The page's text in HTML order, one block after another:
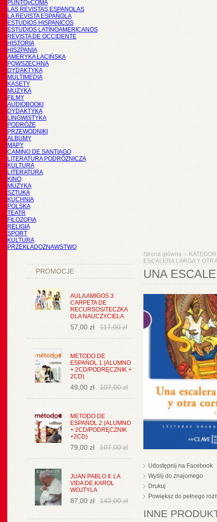
PUNTOyCOMA
LAS REVISTAS ESPANOLAS
LA REVISTA ESPAÑOLA
ESTUDIOS HISPANICOS
ESTUDIOS LATINOAMERICANOS
REVISTA DE OCCIDENTE
HISTORIA
HISZPANIA
AMERYKA ŁACIŃSKA
POWSZECHNA
DYDAKTYKA
MULTIMEDIA
KASETY
MUZYKA
FILMY
AUDIOBOOKI
DYDAKTYKA
LINGWISTYKA
PODRÓŻE
PRZEWODNIKI
ALBUMY
MAPY
CAMINO DE SANTIAGO
LITERATURA PODRÓŻNICZA
KULTURA
LITERATURA
KINO
MUZYKA
SZTUKA
KUCHNIA
POLSKA
TEATR
FILOZOFIA
RELIGIA
SPORT
KULTURA
PRZEKŁADOZNAWSTWO
PROMOCJE
AULA AMIGOS 3
CARPETA DE
RECURSOS/TECZKA
DLA NAUCZYCIELA
57,00 zł 117,00 zł
METODO DE
ESPAŃOL 1 (ALUMNO
+ 2CD/PODRĘCZNIK +
2CD)
49,00 zł 107,00 zł
METODO DE
ESPAŃOL 2 (ALUMNO
+ 2CD/PODRĘCZNIK
+2CD)
79,00 zł 107,00 zł
JUAN PABLO II: LA
VIDA DE KAROL
WOJTYLA
87,00 zł 143,00 zł
Strona główna >
ESCALERA LARGA Y
UNA
Udostępnij na Facebook
Wyślij do znajomego
Drukuj
Powiększ do pełnego
INNE